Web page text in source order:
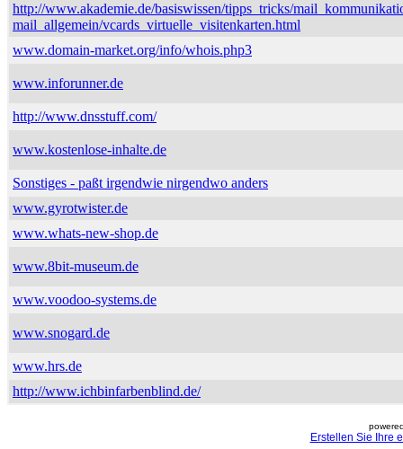
http://www.akademie.de/basiswissen/tipps_tricks/
mail_allgemein/vcards_virtuelle_visitenkarten.html
www.domain-market.org/info/whois.php3
www.inforunner.de
http://www.dnsstuff.com/
www.kostenlose-inhalte.de
Sonstiges - paßt irgendwie nirgendwo anders
www.gyrotwister.de
www.whats-new-shop.de
www.8bit-museum.de
www.voodoo-systems.de
www.snogard.de
www.hrs.de
http://www.ichbinfarbenblind.de/
Erstellen Sie Ihre